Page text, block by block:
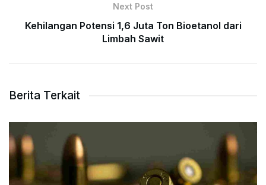
Next Post
Kehilangan Potensi 1,6 Juta Ton Bioetanol dari
Limbah Sawit
Berita Terkait